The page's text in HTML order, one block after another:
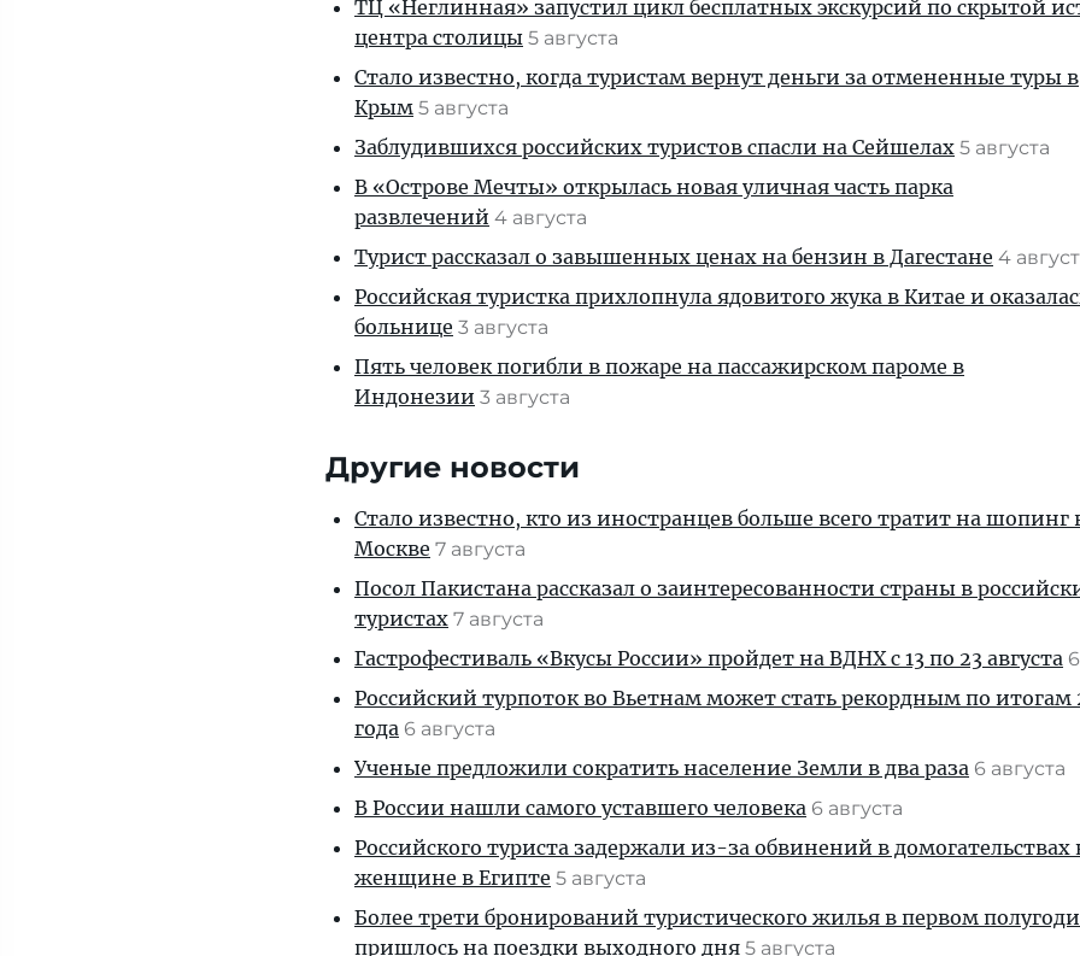
ТЦ «Неглинная» запустил цикл бесплатных экскурсий по скрытой
центра столицы 5 августа
Стало известно, когда туристам вернут деньги за отмененные туры в
Крым 5 августа
Заблудившихся российских туристов спасли на Сейшелах 5 августа
В «Острове Мечты» открылась новая уличная часть парка
развлечений 4 августа
Турист рассказал о завышенных ценах на бензин в Дагестане 4
Российская туристка прихлопнула ядовитого жука в Китае и
больнице 3 августа
Пять человек погибли в пожаре на пассажирском пароме в
Индонезии 3 августа
Другие новости
Стало известно, кто из иностранцев больше всего тратит на шопинг
Москве 7 августа
Посол Пакистана рассказал о заинтересованности страны в
туристах 7 августа
Гастрофестиваль «Вкусы России» пройдет на ВДНХ с 13 по 23 августа
Российский турпоток во Вьетнам может стать рекордным по итогам
года 6 августа
Ученые предложили сократить население Земли в два раза 6 августа
В России нашли самого уставшего человека 6 августа
Российского туриста задержали из-за обвинений в домогательствах
женщине в Египте 5 августа
Более трети бронирований туристического жилья в первом
пришлось на поездки выходного дня 5 августа